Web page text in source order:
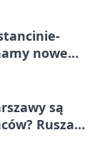
nowe
są
Rusza